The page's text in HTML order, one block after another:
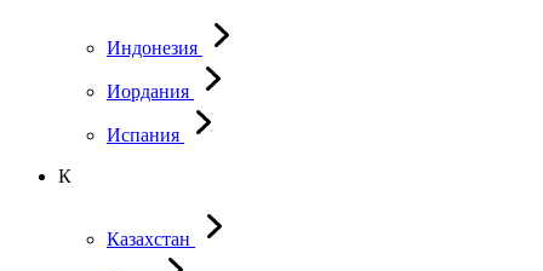
Индонезия
Иордания
Испания
К
Казахстан